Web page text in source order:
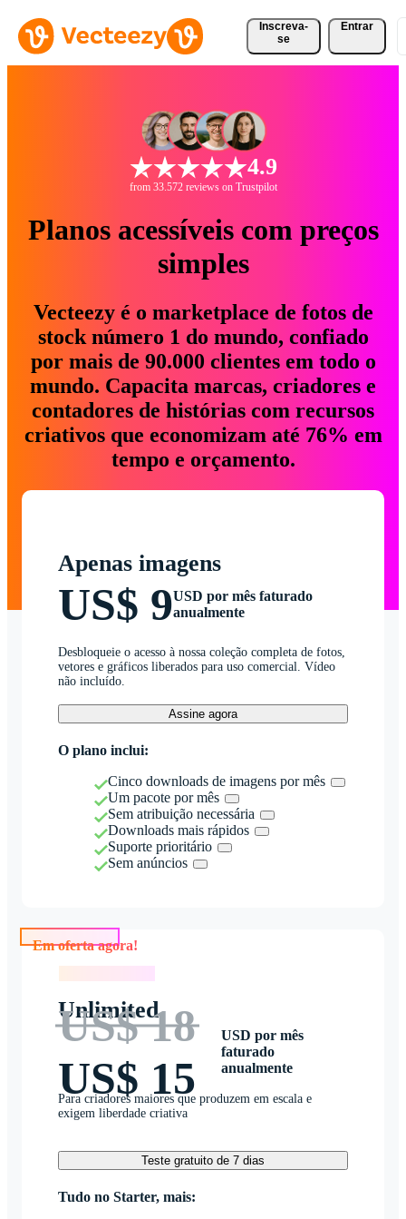
Inscreva-
se
Entrar
4.9
from 33.572 reviews on Trustpilot
Planos acessíveis com preços
simples
Vecteezy é o marketplace de fotos de
stock número 1 do mundo, confiado
por mais de 90.000 clientes em todo o
mundo. Capacita marcas, criadores e
contadores de histórias com recursos
criativos que economizam até 76% em
tempo e orçamento.
Apenas imagens
US$ 9USD por mês faturado
anualmente
Desbloqueie o acesso à nossa coleção completa de fotos,
vetores e gráficos liberados para uso comercial. Vídeo
não incluído.
Assine agora
O plano inclui:
Cinco downloads de imagens por mês
Um pacote por mês
Sem atribuição necessária
Downloads mais rápidos
Suporte prioritário
Sem anúncios
Unlimited
US$ 18
US$ 15
USD por mês
faturado
anualmente
Para criadores maiores que produzem em escala e
exigem liberdade criativa
Teste gratuito de 7 dias
Tudo no Starter, mais: